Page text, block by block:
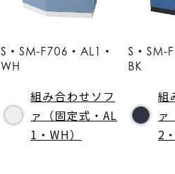
S・SM-F706・AL1・
WH
組み合わせソフ
ァ（固定式・AL
1・WH）
S・SM-
BK
組
ァ
2